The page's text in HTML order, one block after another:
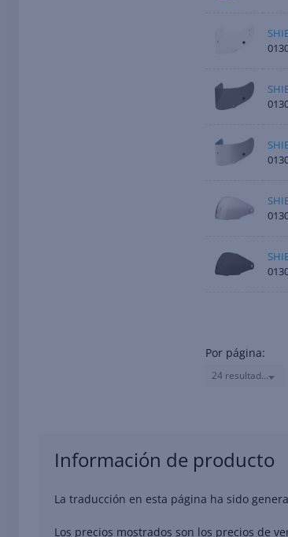
Por página:
24 resultados
Información de producto
La traducción en esta página ha sido
Los precios mostrados son los precios de